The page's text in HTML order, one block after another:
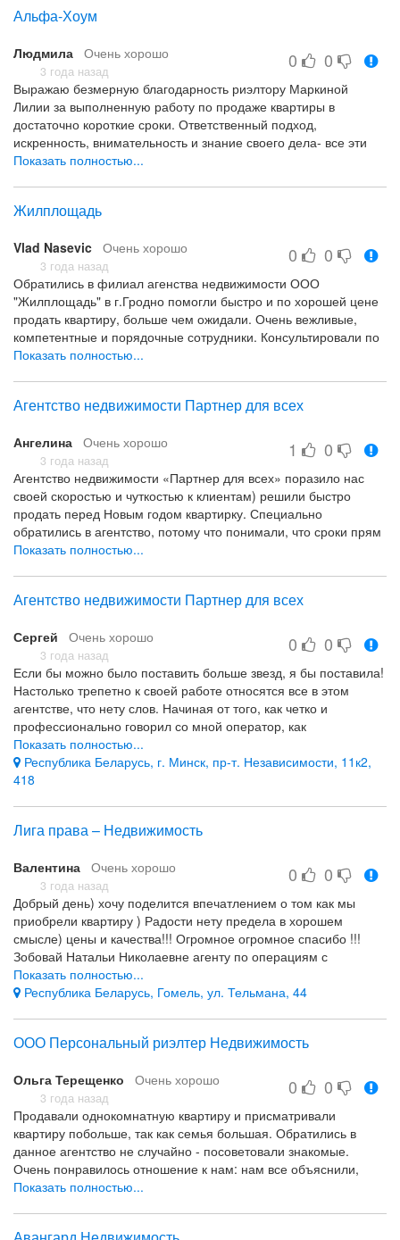
Альфа-Хоум
Людмила Очень хорошо
3 года назад 0 0
Выражаю безмерную благодарность риэлтору Маркиной
Лилии за выполненную работу по продаже квартиры в
достаточно короткие сроки. Ответственный подход,
искренность, внимательность и знание своего дела- все эти
качества присущи Лилии.Буду рекомендовать своим друзьям и
Показать полностью...
Жилплощадь
Vlad Nasevic Очень хорошо
3 года назад 0 0
Обратились в филиал агенства недвижимости ООО
"Жилплощадь" в г.Гродно помогли быстро и по хорошей цене
продать квартиру, больше чем ожидали. Очень вежливые,
компетентные и порядочные сотрудники. Консультировали по
всем сопутствующим вопросам не только продажи.
Быстро Решили вопрос , Компетентность , порядочность
-------------
Показать полностью...
Агентство недвижимости Партнер для всех
Ангелина Очень хорошо
3 года назад 1 0
Агентство недвижимости «Партнер для всех» поразило нас
своей скоростью и чуткостью к клиентам) решили быстро
продать перед Новым годом квартирку. Специально
обратились в агентство, потому что понимали, что сроки прям
короткие и саму мы ну никак не сможем продать
значит профессионалы) чуть что обращайтесь только сюда
Скорость, профессионализм
Показать полностью...
Агентство недвижимости Партнер для всех
Сергей Очень хорошо
3 года назад 0 0
Если бы можно было поставить больше звезд, я бы поставила!
Настолько трепетно к своей работе относятся все в этом
агентстве, что нету слов. Начиная от того, как четко и
профессионально говорил со мной оператор, как
профессионально отфотографировали мою квартиру и сняли
видео, заканчивая тем, как при продаже объекта юридически
грамотно все сделали их агенты и юристы! Молодцы!
Высококвалифицированные специалисты и индивидуальный
Показать полностью...
Республика Беларусь, г. Минск, пр-т. Независимости, 11к2,
418
Лига права – Недвижимость
Валентина Очень хорошо
3 года назад 0 0
Добрый день) хочу поделится впечатлением о том как мы
приобрели квартиру ) Радости нету предела в хорошем
смысле) цены и качества!!! Огромное огромное спасибо !!!
Зобовай Натальи Николаевне агенту по операциям с
недвижимостью +375(44)7397472 ( которая работает в Лига
права купли,продажа,обмен оформление недвижимости) это
стороны продавца и покупателя остались довольны так как мы
убеждаюсь что все зависит от агента . Да )скажите вы! есть и
другие фирмы по недвижимостям и агенты ! Но уж поверьте за
год искавши квартиру разного повстречаешь.
Отношения
Всё понравилось
Показать полностью...
Республика Беларусь, Гомель, ул. Тельмана, 44
ООО Персональный риэлтер Недвижимость
Ольга Терещенко Очень хорошо
3 года назад 0 0
Продавали однокомнатную квартиру и присматривали
квартиру побольше, так как семья большая. Обратились в
данное агентство не случайно - посоветовали знакомые.
Очень понравилось отношение к нам: нам все объяснили,
рассказали, какие документы нужны, как их собрать и даже с
Показать полностью...